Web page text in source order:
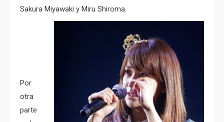
Sakura Miyawaki y Miru Shiroma.
Por
otra
parte